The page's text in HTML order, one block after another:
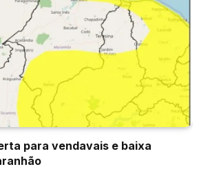
para vendavais e baixa